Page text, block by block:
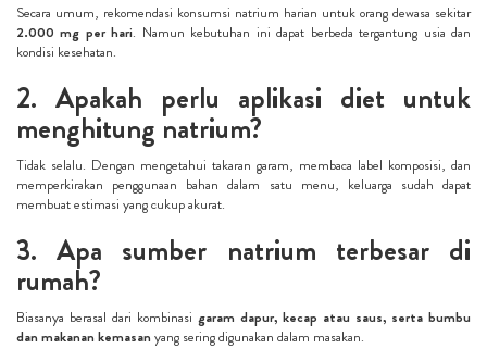
Secara umum, rekomendasi konsumsi natrium harian untuk orang dewasa sekitar
2.000 mg per hari. Namun kebutuhan ini dapat berbeda tergantung usia dan
kondisi kesehatan.
2. Apakah perlu aplikasi diet untuk
menghitung natrium?
Tidak selalu. Dengan mengetahui takaran garam, membaca label komposisi, dan
memperkirakan penggunaan bahan dalam satu menu, keluarga sudah dapat
membuat estimasi yang cukup akurat.
3. Apa sumber natrium terbesar di
rumah?
Biasanya berasal dari kombinasi garam dapur, kecap atau saus, serta bumbu
dan makanan kemasan yang sering digunakan dalam masakan.